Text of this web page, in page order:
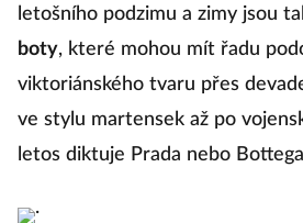
letošního podzimu a zimy jsou
boty, které mohou mít řadu
viktoriánského tvaru přes
ve stylu martensek až po
letos diktuje Prada nebo